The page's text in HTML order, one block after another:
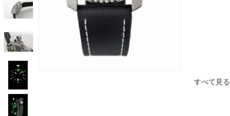
すべて見る